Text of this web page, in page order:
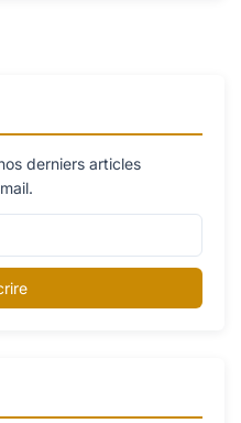
derniers articles